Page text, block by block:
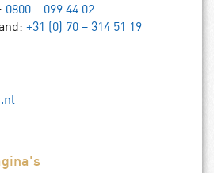
0800 – 099 44 02
+31 (0) 70 – 314 51 19